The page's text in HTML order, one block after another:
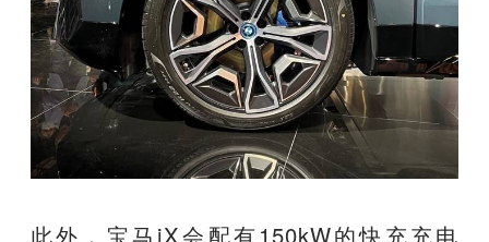
此外，宝马iX会配有150kW的快充充电